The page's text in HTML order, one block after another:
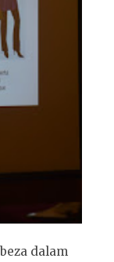
dalam